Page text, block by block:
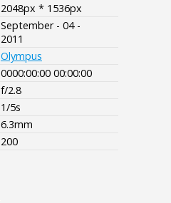
2048px * 1536px
September - 04 -
2011
Olympus
0000:00:00 00:00:00
f/2.8
1/5s
6.3mm
200